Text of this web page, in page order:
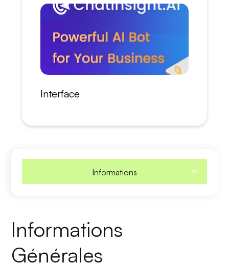
Interface
Informations
Informations
Générales